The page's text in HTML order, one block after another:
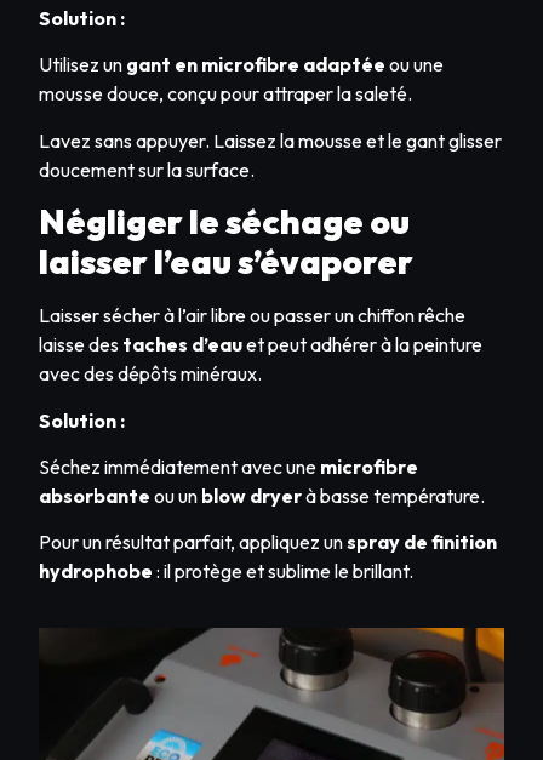
Solution :
Utilisez un gant en microfibre adaptée ou une
mousse douce, conçu pour attraper la saleté.
Lavez sans appuyer. Laissez la mousse et le gant glisser
doucement sur la surface.
Négliger le séchage ou
laisser l’eau s’évaporer
Laisser sécher à l’air libre ou passer un chiffon rêche
laisse des taches d’eauet peut adhérer à la peinture
avec des dépôts minéraux.
Solution :
Séchez immédiatement avec une microfibre
absorbante ou un blow dryerà basse température.
Pour un résultat parfait, appliquez unspray de finition
hydrophobe : il protège et sublime le brillant.